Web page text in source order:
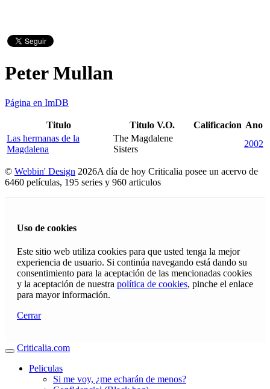
Peter Mullan
Página en ImDB
Titulo Titulo V.O. Calificacion Ano
Las hermanas de la
Magdalena
The Magdalene
Sisters
2002
© Webbin' Design 2026A día de hoy Criticalia posee un acervo de
6460 películas, 195 series y 960 articulos
Uso de cookies
Este sitio web utiliza cookies para que usted tenga la mejor
experiencia de usuario. Si continúa navegando está dando su
consentimiento para la aceptación de las mencionadas cookies
y la aceptación de nuestra política de cookies, pinche el enlace
para mayor información.
Cerrar
Criticalia.com
Peliculas
Si me voy, ¿me echarán de menos?